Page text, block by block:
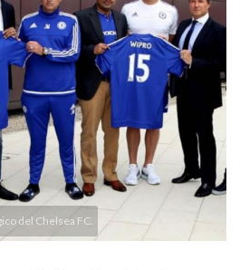
del Chelsea FC.